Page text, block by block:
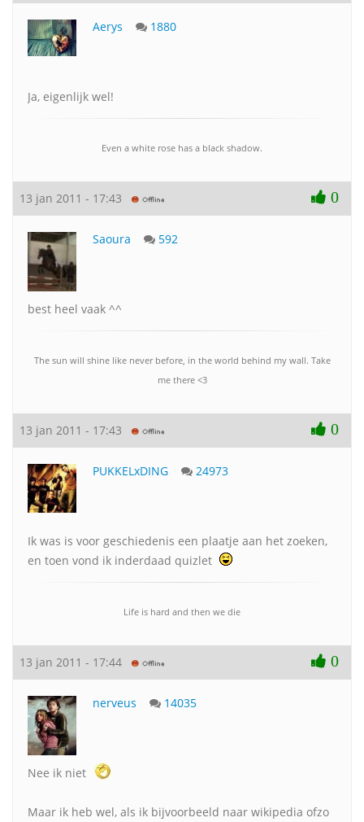
Aerys 1880
Ja, eigenlijk wel!
Even a white rose has a black shadow.
13 jan 2011 - 17:43 0
Saoura 592
best heel vaak ^^
The sun will shine like never before, in the world behind my wall. Take
me there <3
13 jan 2011 - 17:43 0
PUKKELxDING 24973
Ik was is voor geschiedenis een plaatje aan het zoeken,
en toen vond ik inderdaad quizlet
Life is hard and then we die
13 jan 2011 - 17:44 0
nerveus 14035
Nee ik niet
Maar ik heb wel, als ik bijvoorbeeld naar wikipedia ofzo